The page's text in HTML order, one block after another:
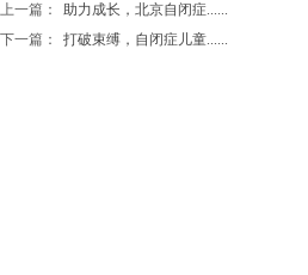
上一篇：
助力成长，北京自闭症......
下一篇：
打破束缚，自闭症儿童......